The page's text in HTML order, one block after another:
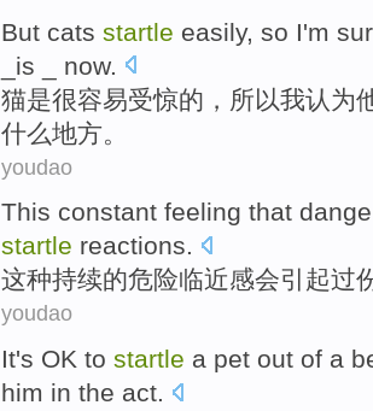
But cats startle easily, so I'm
_is _ now.
猫是很容易受惊的， 所以我认为
什么地方。
youdao
This constant feeling that
startle reactions.
这种持续的危险临近感会引起过
youdao
It's OK to startle a pet out of a
him in the act.